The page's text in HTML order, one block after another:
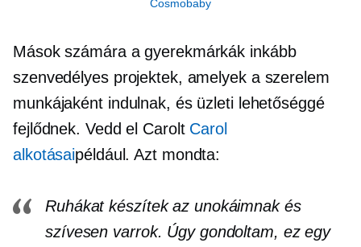
Cosmobaby
Mások számára a gyerekmárkák inkább
szenvedélyes projektek, amelyek a szerelem
munkájaként indulnak, és üzleti lehetőséggé
fejlődnek. Vedd el Carolt Carol
alkotásaipéldául. Azt mondta:
Ruhákat készítek az unokáimnak és
szívesen varrok. Úgy gondoltam, ez egy